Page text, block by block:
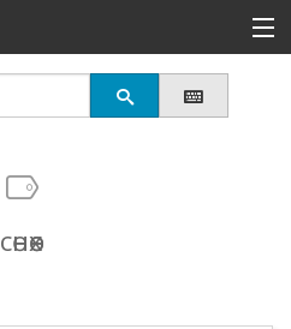
сөнөөх